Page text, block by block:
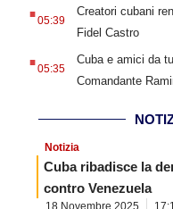
05:39
Creatori cubani
Fidel Castro
.05:35
Cuba e amici da
Comandante
Notizia
Cuba ribadisce la
contro Venezuela